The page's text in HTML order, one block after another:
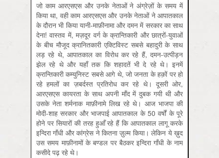
जो काम आरएसएस और उनके नेताओं ने अंग्रेज़ों के समय में
किया था, वही काम आरएसएस और उनके नेताओं ने आपातकाल
के दौरान भी किया यानी-माफ़ीनामा और दमन में सरकार का साथ
देना! वास्तव में, मज़दूर वर्ग के क्रान्तिकारी और छात्रों-युवाओं
के बीच मौजूद क्रानितकारी एक्टिविस्ट सबसे बहादुरी के साथ
लड़ रहे थे, आपातकाल का विरोध कर रहे हैं, दमन-उत्पीड़न
झेल रहे थे और यहाँ तक कि शहादतें भी दे रहे थे। इनमें
क्रान्तिकारी कम्युनिस्ट सबसे आगे थे, जो जनता के हक़ों पर हो
रहे हमलों का ज़बर्दस्त प्रतिरोध कर रहे थे। दूसरी ओर,
आरएसएस कायरता के साथ अपनी माँद में दुबक गयी थी और
उसके नेता शर्मनाक माफ़ीनामे लिख रहे थे। आज भाजपा की
मोदी-शाह सरकार और भाजपाई आपातकाल के 50 वर्षों के पूरे
होने पर सियारों की तरह हुआँ रहे हैं कि आपातकाल लागू करके
इन्दिरा गाँधी और कांग्रेस ने कितना ज़ुल्म किया। लेकिन ये ख़ुद
उस समय माफ़ीनामों के बण्डल पर बैठकर इन्दिरा गाँधी के नाम
कसीदे पढ़ रहे थे।